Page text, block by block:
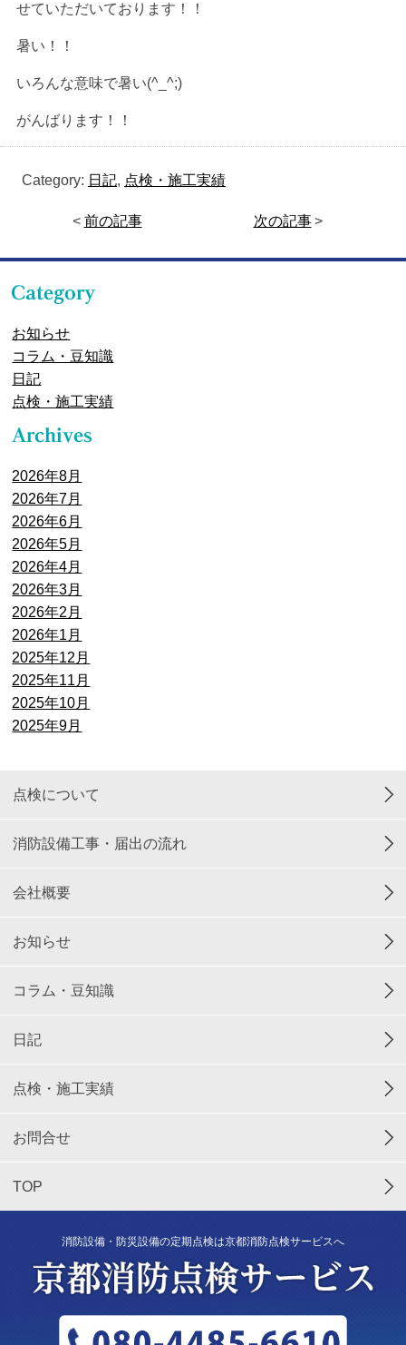
せていただいております！！
暑い！！
いろんな意味で暑い(^_^;)
がんばります！！
Category: 日記, 点検・施工実績
< 前の記事 次の記事 >
お知らせ
コラム・豆知識
日記
点検・施工実績
2026年8月
2026年7月
2026年6月
2026年5月
2026年4月
2026年3月
2026年2月
2026年1月
2025年12月
2025年11月
2025年10月
2025年9月
点検について
消防設備工事・届出の流れ
会社概要
お知らせ
コラム・豆知識
日記
点検・施工実績
お問合せ
TOP
消防設備・防災設備の定期点検は京都消防点検サービスへ